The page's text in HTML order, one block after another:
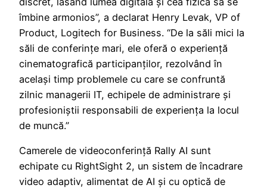
îmbine armonios”, a declarat Henry Levak, VP of
Product, Logitech for Business. “De la săli mici la
săli de conferințe mari, ele oferă o experiență
cinematografică participanților, rezolvând în
același timp problemele cu care se confruntă
zilnic managerii IT, echipele de administrare și
profesioniștii responsabili de experiența la locul
de muncă.”
Camerele de videoconferință Rally AI sunt
echipate cu RightSight 2, un sistem de încadrare
video adaptiv, alimentat de AI și cu optică de